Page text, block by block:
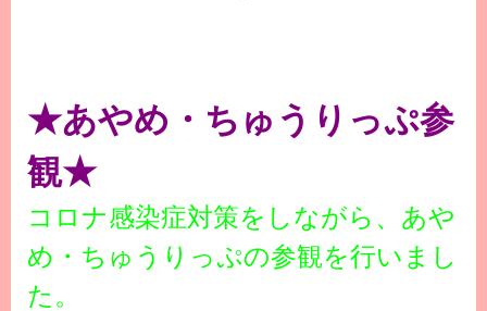
★あやめ・ちゅうりっぷ参
観★
コロナ感染症対策をしながら、あや
め・ちゅうりっぷの参観を行いまし
た。